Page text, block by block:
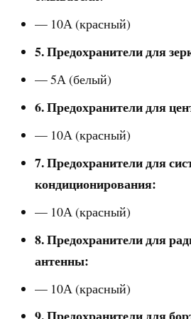
— 10А (красный)
5. Предохранители для
— 5А (белый)
6. Предохранители для
— 10А (красный)
7. Предохранители для
кондиционирования:
— 10А (красный)
8. Предохранители для
антенны:
— 10А (красный)